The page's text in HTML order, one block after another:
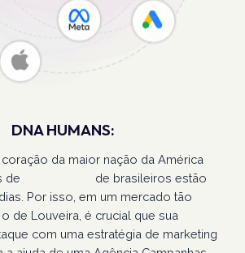
DNA HUMANS:
da maior nação da América
de
de brasileiros estão
Por isso, em um mercado tão
de Louveira, é crucial que sua
com uma estratégia de marketing